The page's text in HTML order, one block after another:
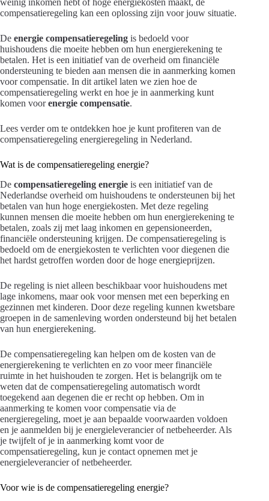
weinig inkomen hebt of hoge energiekosten maakt, de
compensatieregeling kan een oplossing zijn voor jouw situatie.
De energie compensatieregeling is bedoeld voor
huishoudens die moeite hebben om hun energierekening te
betalen. Het is een initiatief van de overheid om financiële
ondersteuning te bieden aan mensen die in aanmerking komen
voor compensatie. In dit artikel laten we zien hoe de
compensatieregeling werkt en hoe je in aanmerking kunt
komen voorenergie compensatie.
Lees verder om te ontdekken hoe je kunt profiteren van de
compensatieregeling energieregeling in Nederland.
Wat is de compensatieregeling energie?
De compensatieregeling energie is een initiatief van de
Nederlandse overheid om huishoudens te ondersteunen bij het
betalen van hun hoge energiekosten. Met deze regeling
kunnen mensen die moeite hebben om hun energierekening te
betalen, zoals zij met laag inkomen en gepensioneerden,
financiële ondersteuning krijgen. De compensatieregeling is
bedoeld om de energiekosten te verlichten voor diegenen die
het hardst getroffen worden door de hoge energieprijzen.
De regeling is niet alleen beschikbaar voor huishoudens met
lage inkomens, maar ook voor mensen met een beperking en
gezinnen met kinderen. Door deze regeling kunnen kwetsbare
groepen in de samenleving worden ondersteund bij het betalen
van hun energierekening.
De compensatieregeling kan helpen om de kosten van de
energierekening te verlichten en zo voor meer financiële
ruimte in het huishouden te zorgen. Het is belangrijk om te
weten dat de compensatieregeling automatisch wordt
toegekend aan degenen die er recht op hebben. Om in
aanmerking te komen voor compensatie via de
energieregeling, moet je aan bepaalde voorwaarden voldoen
en je aanmelden bij je energieleverancier of netbeheerder. Als
je twijfelt of je in aanmerking komt voor de
compensatieregeling, kun je contact opnemen met je
energieleverancier of netbeheerder.
Voor wie is de compensatieregeling energie?